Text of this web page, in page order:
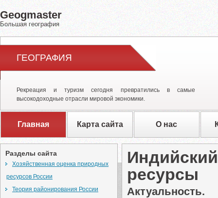
Geogmaster
Большая география
ГЕОГРАФИЯ
Рекреация и туризм сегодня превратились в самые
высокодоходные отрасли мировой экономики.
Главная Карта сайта О нас
ресурсы
Актуальность.
Разделы сайта
Хозяйственная оценка природных
ресурсов России
Теория районирования России